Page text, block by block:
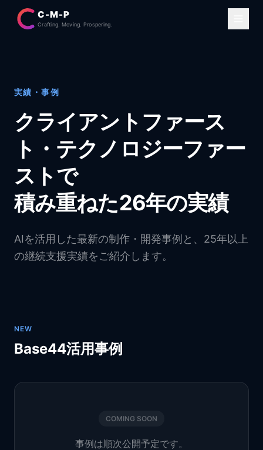
C-M-P
Crafting. Moving. Prospering.
実績・事例
クライアントファース
ト・テクノロジーファー
ストで
積み重ねた26年の実績
AIを活用した最新の制作・開発事例と、25年以上
の継続支援実績をご紹介します。
NEW
Base44活用事例
COMING SOON
事例は順次公開予定です。